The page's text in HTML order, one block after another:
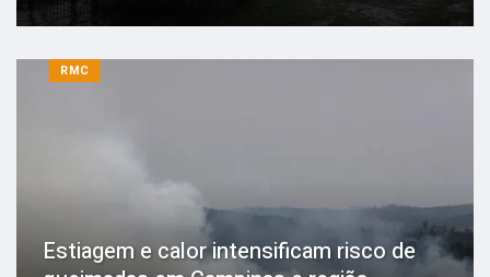
RMC
Estiagem e calor intensificam risco de